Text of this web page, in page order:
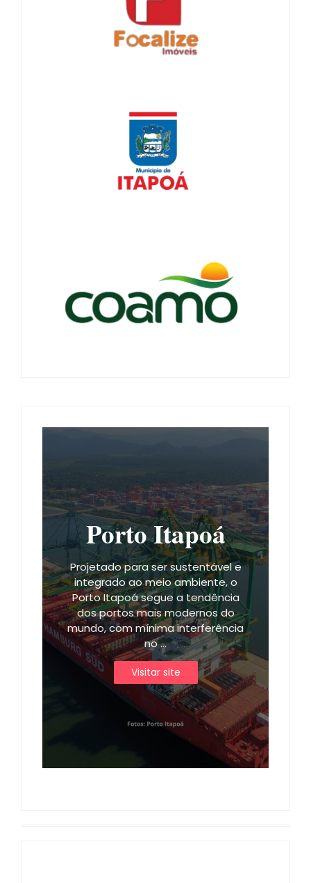
Porto Itapoá
Projetado para ser sustentável e
integrado ao meio ambiente, o
Porto Itapoá segue a tendência
dos portos mais modernos do
mundo, com mínima interferência
no ...
Visitar site